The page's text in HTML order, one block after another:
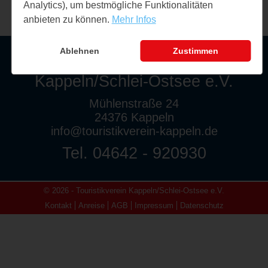
Touristikverein
Kappeln/Schlei-Ostsee e.V.
Mühlenstraße 24
24376 Kappeln
info@touristikverein-kappeln.de
Tel. 04642 - 920930
© 2026 - Touristikverein Kappeln/Schlei-Ostsee e.V.
Kontakt
Anreise AGB Impressum Datenschutz
Analytics), um bestmögliche Funktionalitäten
anbieten zu können. Mehr Infos
Ablehnen Zustimmen